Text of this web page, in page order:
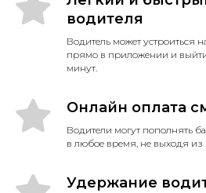
водителя
Водитель может устроиться
прямо в приложении и
минут.
Онлайн оплата
Водители могут пополнять
в любое время, не выходя
Удержание